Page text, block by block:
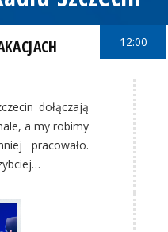
dołączają
a my robimy
pracowało.
12:00